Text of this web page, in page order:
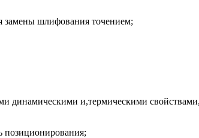
замены шлифования точением;
динамическими и,термическими
позиционирования;